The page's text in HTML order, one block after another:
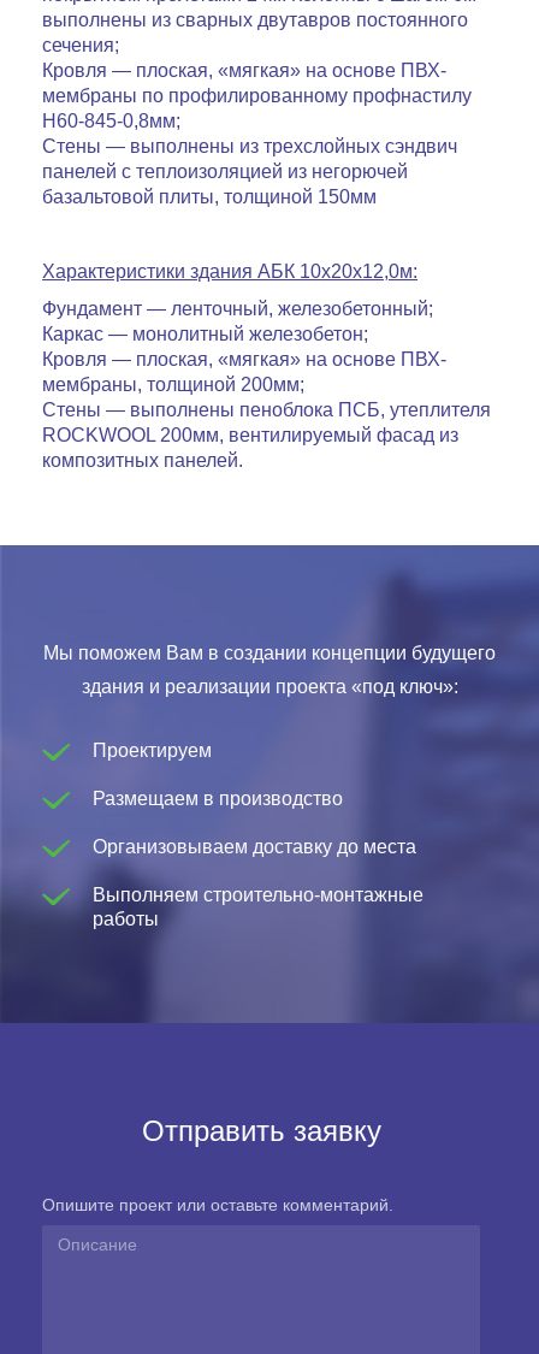
выполнены из сварных двутавров постоянного
сечения;
Кровля — плоская, «мягкая» на основе ПВХ-
мембраны по профилированному профнастилу
Н60-845-0,8мм;
Стены — выполнены из трехслойных сэндвич
панелей с теплоизоляцией из негорючей
базальтовой плиты, толщиной 150мм
Характеристики здания АБК 10х20х12,0м:
Фундамент — ленточный, железобетонный;
Каркас — монолитный железобетон;
Кровля — плоская, «мягкая» на основе ПВХ-
мембраны, толщиной 200мм;
Стены — выполнены пеноблока ПСБ, утеплителя
ROCKWOOL 200мм, вентилируемый фасад из
композитных панелей.
Мы поможем Вам в создании концепции будущего
здания и реализации проекта «под ключ»:
Проектируем
Размещаем в производство
Организовываем доставку до места
Выполняем строительно-монтажные
работы
Отправить заявку
Опишите проект или оставьте комментарий.